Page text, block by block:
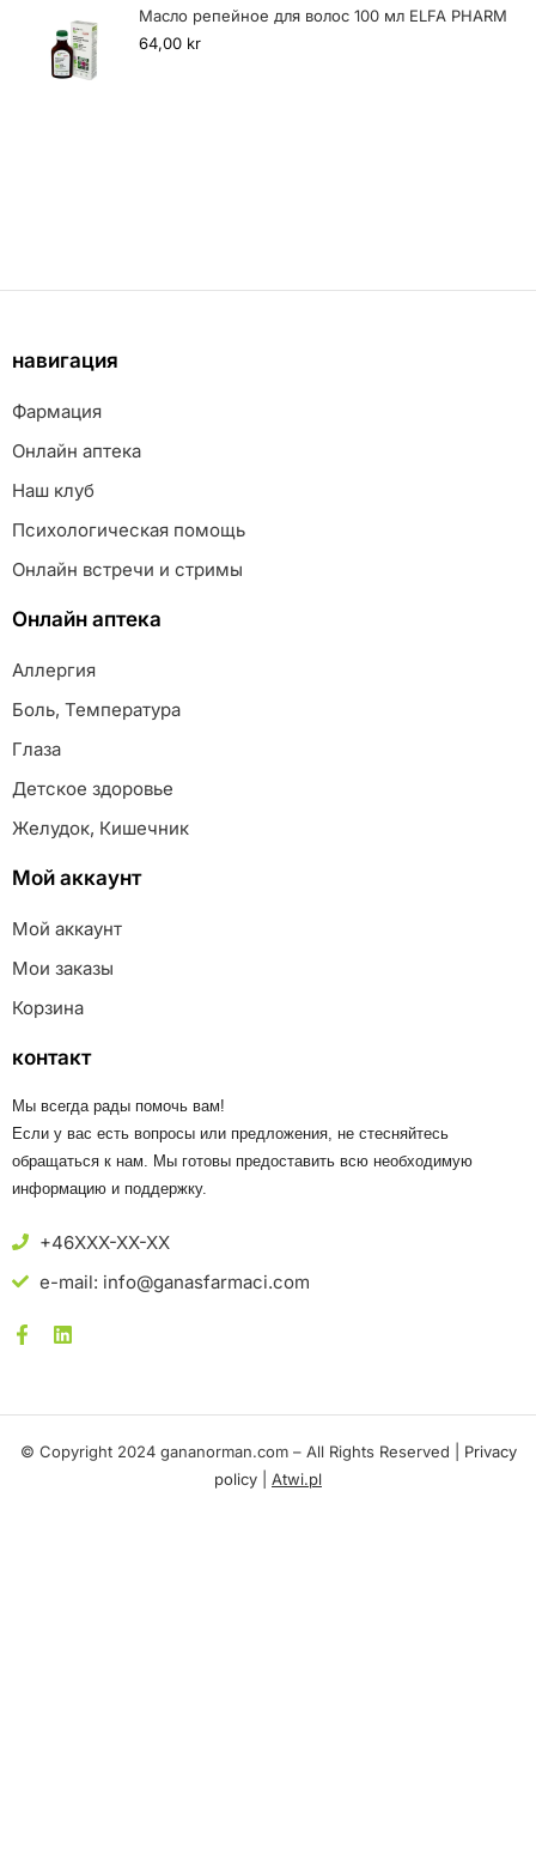
Масло репейное для волос 100 мл ELFA PHARM
64,00 kr
навигация
Фармация
Онлайн аптека
Наш клуб
Психологическая помощь
Онлайн встречи и стримы
Онлайн аптека
Аллергия
Боль, Температура
Глаза
Детское здоровье
Желудок, Кишечник
Мой аккаунт
Мой аккаунт
Мои заказы
Корзина
контакт
Мы всегда рады помочь вам!
Если у вас есть вопросы или предложения, не стесняйтесь
обращаться к нам. Мы готовы предоставить всю необходимую
информацию и поддержку.
+46XXX-XX-XX
e-mail: info@ganasfarmaci.com
© Copyright 2024 gananorman.com – All Rights Reserved | Privacy
policy
Atwi.pl